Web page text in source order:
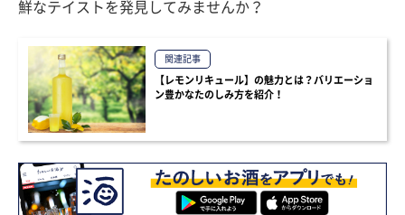
鮮なテイストを発見してみませんか？
関連記事
【レモンリキュール】の魅力とは？バリエーショ
ン豊かなたのしみ方を紹介！